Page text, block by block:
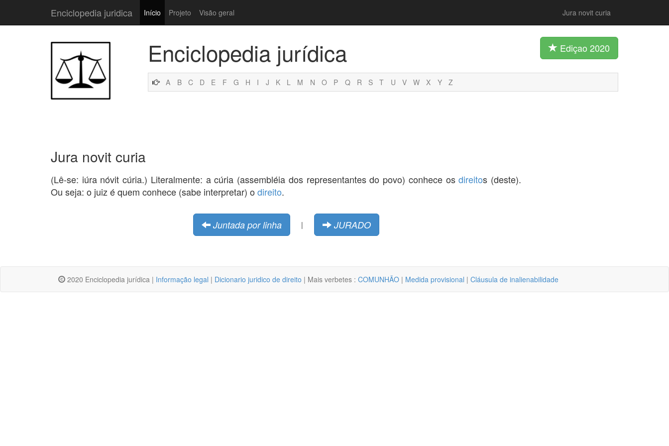
Enciclopedia juridica Início Projeto Visão geral Jura novit curia
Enciclopedia jurídica Ediçao 2020
A B C D E F G H I J K L M N O P Q R S T U V W X Y Z
Jura novit curia
(Lê-se: iúra nóvit cúria.) Literalmente: a cúria (assembléia dos representantes do povo) conhece osdireitos (deste).
Ou seja: o juiz é quem conhece (sabe interpretar) o direito.
Juntada por linha | JURADO
2020 Enciclopedia jurídica | Informação legal | Dicionario juridico de direito | Mais verbetes : COMUNHÃO | Medida provisional | Cláusula de inalienabilidade